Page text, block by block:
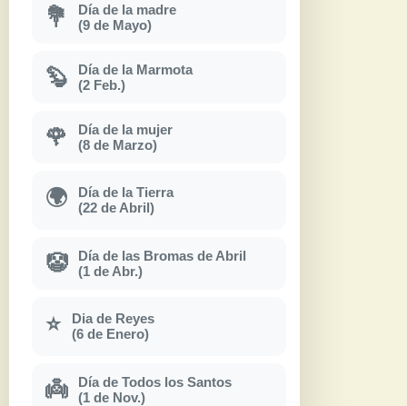
💐
Día de la madre
(9 de Mayo)
🦫
Día de la Marmota
(2 Feb.)
🌹
Día de la mujer
(8 de Marzo)
🌍
Día de la Tierra
(22 de Abril)
🤡
Día de las Bromas de Abril
(1 de Abr.)
⭐
Dia de Reyes
(6 de Enero)
👼
Día de Todos los Santos
(1 de Nov.)